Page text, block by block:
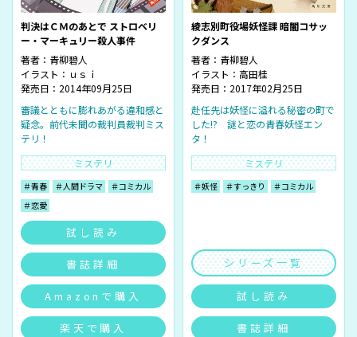
判決はＣＭのあとで ストロベリ
ー・マーキュリー殺人事件
著者： 青柳碧人
イラスト： ｕｓｉ
発売日：2014年09月25日
審議とともに膨れあがる違和感と
疑念。前代未聞の裁判員裁判ミス
テリ！
ミステリ
＃青春 ＃人間ドラマ
＃コミカル
＃恋愛
試し読み
書誌詳細
Amazonで購入
楽天で購入
綾志別町役場妖怪課 暗闇コサッ
クダンス
著者： 青柳碧人
イラスト： 高田桂
発売日：2017年02月25日
赴任先は妖怪に溢れる秘密の町で
した!? 謎と恋の青春妖怪エン
タ！
ミステリ
＃妖怪 ＃すっきり ＃コミカル
シリーズ一覧
試し読み
書誌詳細